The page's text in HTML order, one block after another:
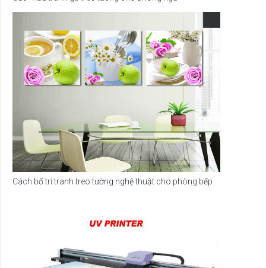
Cách bố trí tranh treo tường nghệ thuật cho phòng bếp